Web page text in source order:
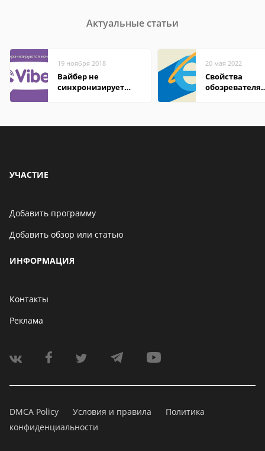
Актуальные статьи
19 ноября 2018
Вайбер не
синхронизирует
20 мая 2022
Свойства
обозревателя
УЧАСТИЕ
Добавить программу
Добавить обзор или статью
ИНФОРМАЦИЯ
Контакты
Реклама
DMCA Policy Условия и правила
Политика
конфиденциальности